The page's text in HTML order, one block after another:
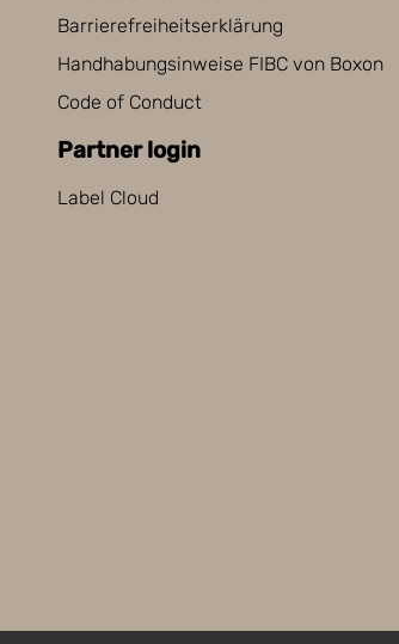
Barrierefreiheitserklärung
Handhabungsinweise FIBC von Boxon
Code of Conduct
Partner login
Label Cloud